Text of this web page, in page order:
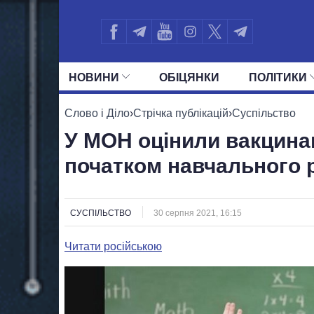
НОВИНИ ОБIЦЯНКИ ПОЛIТИКИ
УСІ ПОЛІТИКИ ПРЕЗИДЕНТ І ОФІС
Слово і Діло›Стрічка публікацій›Суспільство
У МОН оцінили
початком навчального
СУСПІЛЬСТВО 30 серпня 2021, 16:15
Читати російською